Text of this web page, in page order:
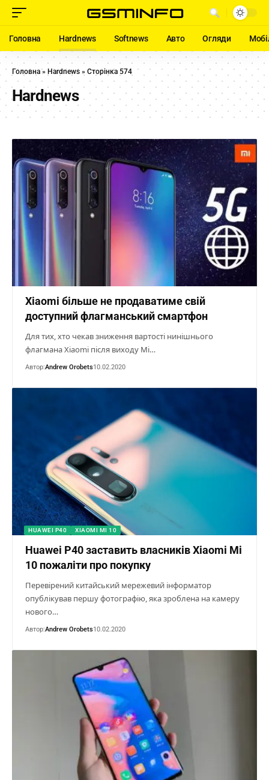
Головна Hardnews Softnews Авто Огляди
Головна» Hardnews » Сторінка 574
Hardnews
Xiaomi більше не продаватиме свій
доступний флагманський смартфон
Для тих, хто чекав зниження вартості нинішнього
флагмана Xiaomi після виходу Mi…
Автор:Andrew Orobets10.02.2020
HUAWEI P40 XIAOMI MI 10
Huawei P40 заставить власників Xiaomi Mi
10 пожаліти про покупку
Перевірений китайський мережевий інформатор
опублікував першу фотографію, яка зроблена на камеру
нового…
Автор:Andrew Orobets10.02.2020